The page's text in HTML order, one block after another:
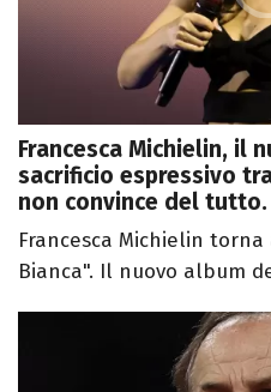
Francesca Michielin, il
sacrificio espressivo
non convince del tutto.
Francesca Michielin
Bianca". Il nuovo album